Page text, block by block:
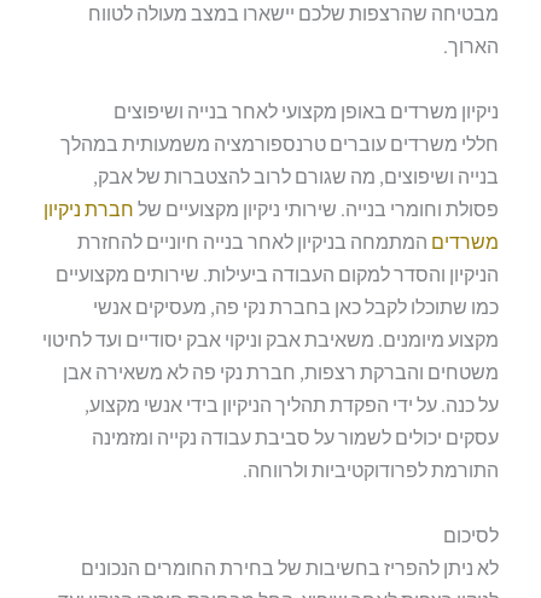
מבטיחה שהרצפות שלכם יישארו במצב מעולה לטווח
הארוך.
ניקיון משרדים באופן מקצועי לאחר בנייה ושיפוצים
חללי משרדים עוברים טרנספורמציה משמעותית במהלך
בנייה ושיפוצים, מה שגורם לרוב להצטברות של אבק,
פסולת וחומרי בנייה. שירותי ניקיון מקצועיים שלחברת ניקיון
משרדים המתמחה בניקיון לאחר בנייה חיוניים להחזרת
הניקיון והסדר למקום העבודה ביעילות. שירותים מקצועיים
כמו שתוכלו לקבל כאן בחברת נקי פה, מעסיקים אנשי
מקצוע מיומנים. משאיבת אבק וניקוי אבק יסודיים ועד לחיטוי
משטחים והברקת רצפות, חברת נקי פה לא משאירה אבן
על כנה. על ידי הפקדת תהליך הניקיון בידי אנשי מקצוע,
עסקים יכולים לשמור על סביבת עבודה נקייה ומזמינה
התורמת לפרודוקטיביות ולרווחה.
לסיכום
לא ניתן להפריז בחשיבות של בחירת החומרים הנכונים